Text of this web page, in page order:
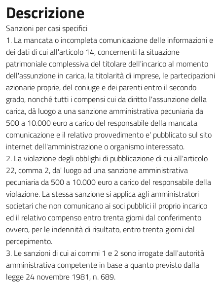
Descrizione
Sanzioni per casi specifici
1. La mancata o incompleta comunicazione delle informazioni e
dei dati di cui all'articolo 14, concernenti la situazione
patrimoniale complessiva del titolare dell'incarico al momento
dell'assunzione in carica, la titolarità di imprese, le partecipazioni
azionarie proprie, del coniuge e dei parenti entro il secondo
grado, nonché tutti i compensi cui da diritto l'assunzione della
carica, dà luogo a una sanzione amministrativa pecuniaria da
500 a 10.000 euro a carico del responsabile della mancata
comunicazione e il relativo provvedimento e' pubblicato sul sito
internet dell'amministrazione o organismo interessato.
2. La violazione degli obblighi di pubblicazione di cui all'articolo
22, comma 2, da' luogo ad una sanzione amministrativa
pecuniaria da 500 a 10.000 euro a carico del responsabile della
violazione. La stessa sanzione si applica agli amministratori
societari che non comunicano ai soci pubblici il proprio incarico
ed il relativo compenso entro trenta giorni dal conferimento
ovvero, per le indennità di risultato, entro trenta giorni dal
percepimento.
3. Le sanzioni di cui ai commi 1 e 2 sono irrogate dall'autorità
amministrativa competente in base a quanto previsto dalla
legge 24 novembre 1981, n. 689.